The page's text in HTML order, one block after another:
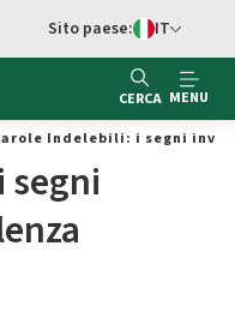
Switch di
Sito paese: IT
CERCA MENU
Indelebili: i segni
segni